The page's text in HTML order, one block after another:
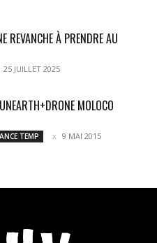
REVANCHE À PRENDRE AU
25 JUILLET 2025
MOLOCO
TEMP 9 MAI 2015